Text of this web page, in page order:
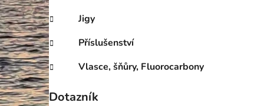
Jigy
Příslušenství
Vlasce, šňůry, Fluorocarbony
Dotazník